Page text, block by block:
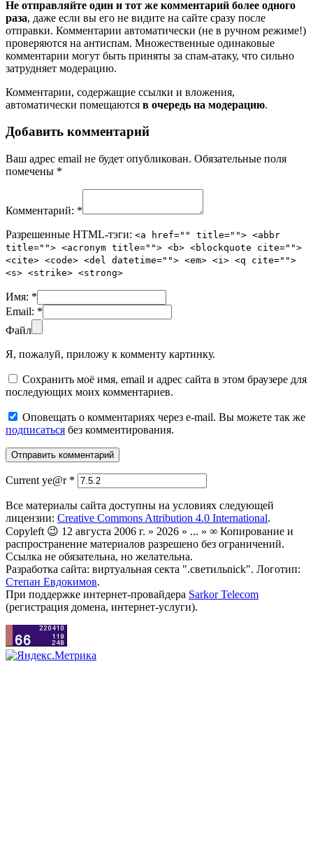
Не отправляйте один и тот же комментарий более одного
раза, даже если вы его не видите на сайте сразу после
отправки. Комментарии автоматически (не в ручном режиме!)
проверяются на антиспам. Множественные одинаковые
комментарии могут быть приняты за спам-атаку, что сильно
затрудняет модерацию.
Комментарии, содержащие ссылки и вложения,
автоматически помещаются в очередь на модерацию.
Добавить комментарий
Ваш адрес email не будет опубликован. Обязательные поля
помечены *
Комментарий: *
Разрешенные HTML-тэги: <a href="" title=""> <abbr
title=""> <acronym title=""> <b> <blockquote cite="">
<cite> <code> <del datetime=""> <em> <i> <q cite="">
<s> <strike> <strong>
Имя: *
Email: *
Файл
Я, пожалуй, приложу к комменту картинку.
Сохранить моё имя, email и адрес сайта в этом браузере для
последующих моих комментариев.
Оповещать о комментариях через e-mail. Вы можете так же
подписаться без комментирования.
Current ye@r *
Все материалы сайта доступны на условиях следующей
лицензии: Creative Commons Attribution 4.0 International.
Copyleft 😉 12 августа 2006 г. » 2026 » ... » ∞ Копирование и
распространение материалов разрешено без ограничений.
Ссылка не обязательна, но желательна.
Разработка сайта: виртуальная секта ".светильnick". Логотип:
Степан Евдокимов.
При поддержке интернет-провайдера Sarkor Telecom
(регистрация домена, интернет-услуги).